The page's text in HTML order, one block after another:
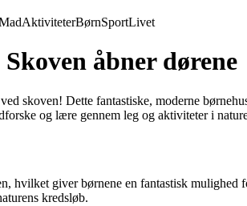
AktiviteterBørnSportLivet
åbner dørene
skoven! Dette fantastiske, moderne
og lære gennem leg og aktiviteter i
hvilket giver børnene en fantastisk
kredsløb.